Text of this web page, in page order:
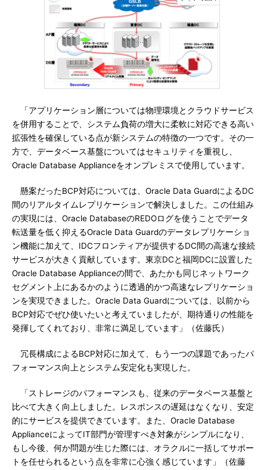
「アプリケーション層については物理環境とクラウドサービス
を併用することで、システム負荷の増大に柔軟に対応できる高い
拡張性を確保している点が新システムの特徴の一つです。その一
方で、データベース基盤についてはセキュリティを重視し、
Oracle Database Applianceをオンプレミスで使用しています。
懸案だったBCP対応については、Oracle Data GuardによるDC
間のリアルタイムレプリケーションで解決しました。この仕組み
の実現には、Oracle DatabaseのREDOログを使うことでデータ
転送量を低く抑えるOracle Data Guardのデータレプリケーショ
ン機能に加えて、IDCフロンティアが提供するDC間の高速な接続
サービスが大きく貢献しています。東京DCと福岡DCに設置した
Oracle Database Applianceの間で、あたかも同じネットワーク
セグメント上にあるかのように透過的かつ高速なレプリケーショ
ンを実現できました。Oracle Data Guardについては、以前から
BCP対応でぜひ使いたいと考えていましたが、期待通りの性能を
発揮してくれており、非常に満足しています」（佐藤氏）
冗長構成によるBCP対応に加えて、もう一つの課題であったパ
フォーマンス向上とシステム安定化も実現した。
「ストレージのパフォーマンスも、従来のデータベース基盤と
比べて大きく向上しました。レスポンスの遅延はなくなり、安定
的にサービスを提供できています。また、Oracle Database
ApplianceによってIT部門が管理すべき対象がシンプルになり、
もし今後、何か問題が生じた際には、オラクルに一括してサポー
トを任せられるという点を非常に心強く感じています」（佐藤